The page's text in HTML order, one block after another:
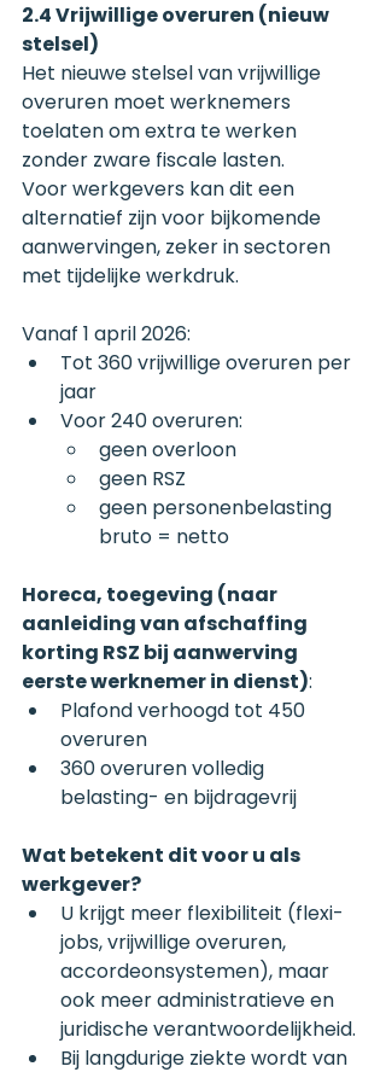
2.4 Vrijwillige overuren (nieuw
stelsel)
Het nieuwe stelsel van vrijwillige
overuren moet werknemers
toelaten om extra te werken
zonder zware fiscale lasten.
Voor werkgevers kan dit een
alternatief zijn voor bijkomende
aanwervingen, zeker in sectoren
met tijdelijke werkdruk.
Vanaf 1 april 2026:
Tot 360 vrijwillige overuren per
jaar
Voor 240 overuren:
geen overloon
geen RSZ
geen personenbelasting
bruto = netto
Horeca, toegeving (naar
aanleiding van afschaffing
korting RSZ bij aanwerving
eerste werknemer in dienst):
Plafond verhoogd tot 450
overuren
360 overuren volledig
belasting- en bijdragevrij
Wat betekent dit voor u als
werkgever?
U krijgt meer flexibiliteit (flexi-
jobs, vrijwillige overuren,
accordeonsystemen), maar
ook meer administratieve en
juridische verantwoordelijkheid.
Bij langdurige ziekte wordt van